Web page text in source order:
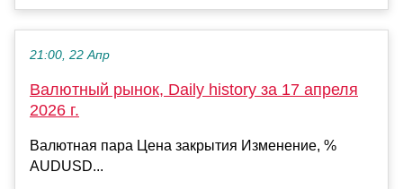
21:00, 22 Апр
Валютный рынок, Daily history за 17 апреля
2026 г.
Валютная пара Цена закрытия Изменение, %
AUDUSD...